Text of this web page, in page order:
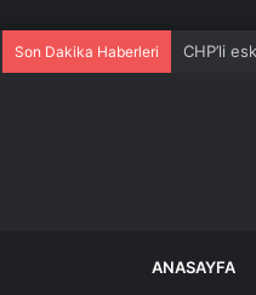
Son Dakika Haberleri CHP’li
ANASAYFA